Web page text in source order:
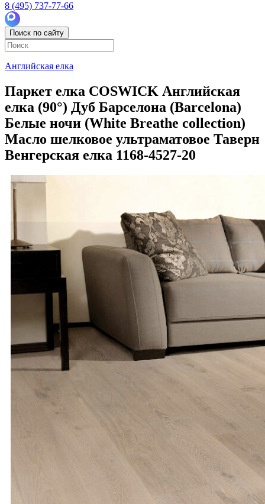
8 (495) 737-77-66
Поиск по сайту
Английская елка
Паркет елка COSWICK Английская
елка (90°) Дуб Барселона (Barcelona)
Белые ночи (White Breathe collection)
Масло шелковое ультраматовое Таверн
Венгерская елка 1168-4527-20